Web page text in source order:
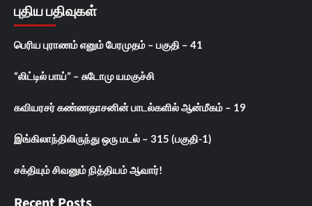
புதிய பதிவுகள்
பெரிய புராணம் எனும் பேரமுதம் – பகுதி – 41
“லிட்டில் பாய்” – சுடோமு யமகுச்சி
கவியரசர் கண்ணதாசனின் பாடல்களில் ஆன்மீகம் – 19
இங்கிலாந்திலிருந்து ஒரு மடல் – 315 (பகுதி-1)
சக்தியும் சிவனும் நித்தியம் ஆவார்!